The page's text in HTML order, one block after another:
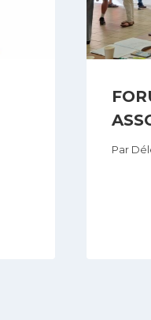
Par